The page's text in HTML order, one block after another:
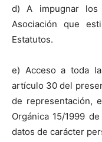
d) A impugnar
Asociación que
Estatutos.
e) Acceso a toda
artículo 30 del
de representación,
Orgánica 15/1999
datos de carácter